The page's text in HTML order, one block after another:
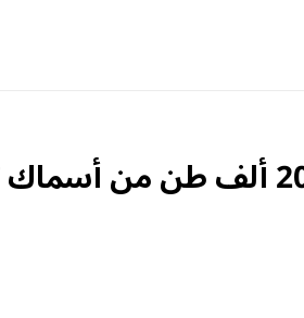
الجزائر تستهدف إنتاج أكثر من 20 ألف طن